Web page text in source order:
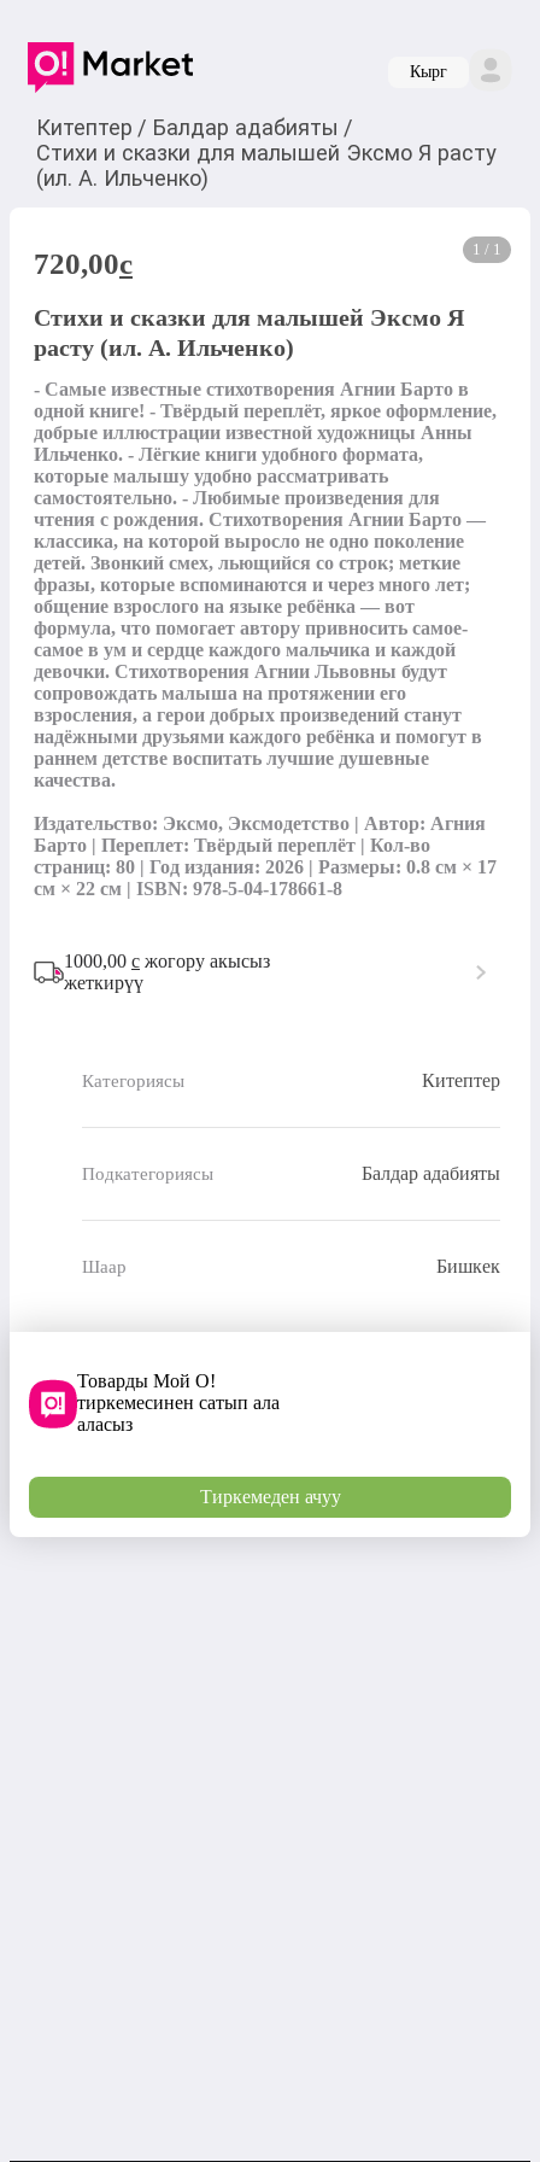
Кырг
Китептер / Балдар адабияты /
Стихи и сказки для малышей Эксмо Я расту
(ил. А. Ильченко)
1 / 1
720,00c
Стихи и сказки для малышей Эксмо Я
расту (ил. А. Ильченко)
- Самые известные стихотворения Агнии Барто в
одной книге! - Твёрдый переплёт, яркое оформление,
добрые иллюстрации известной художницы Анны
Ильченко. - Лёгкие книги удобного формата,
которые малышу удобно рассматривать
самостоятельно. - Любимые произведения для
чтения с рождения. Стихотворения Агнии Барто —
классика, на которой выросло не одно поколение
детей. Звонкий смех, льющийся со строк; меткие
фразы, которые вспоминаются и через много лет;
общение взрослого на языке ребёнка — вот
формула, что помогает автору привносить самое-
самое в ум и сердце каждого мальчика и каждой
девочки. Стихотворения Агнии Львовны будут
сопровождать малыша на протяжении его
взросления, а герои добрых произведений станут
надёжными друзьями каждого ребёнка и помогут в
раннем детстве воспитать лучшие душевные
качества.
Издательство: Эксмо, Эксмодетство | Автор: Агния
Барто | Переплет: Твёрдый переплёт | Кол-во
страниц: 80 | Год издания: 2026 | Размеры: 0.8 см × 17
см × 22 см | ISBN: 978-5-04-178661-8
1000,00 с жогору акысыз
жеткирүү
Категориясы Китептер
Подкатегориясы Балдар адабияты
Шаар Бишкек
Товарды Мой О!
тиркемесинен сатып ала
аласыз
Тиркемеден ачуу